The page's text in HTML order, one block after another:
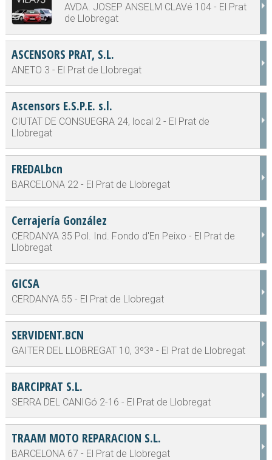
AVDA. JOSEP ANSELM CLAVé 104 - El Prat
de Llobregat
ASCENSORS PRAT, S.L.
ANETO 3 - El Prat de Llobregat
Ascensors E.S.P.E. s.l.
CIUTAT DE CONSUEGRA 24, local 2 - El Prat de
Llobregat
FREDALbcn
BARCELONA 22 - El Prat de Llobregat
Cerrajería González
CERDANYA 35 Pol. Ind. Fondo d'En Peixo - El Prat de
Llobregat
GICSA
CERDANYA 55 - El Prat de Llobregat
SERVIDENT.BCN
GAITER DEL LLOBREGAT 10, 3º3ª - El Prat de Llobregat
BARCIPRAT S.L.
SERRA DEL CANIGó 2-16 - El Prat de Llobregat
TRAAM MOTO REPARACION S.L.
BARCELONA 67 - El Prat de Llobregat